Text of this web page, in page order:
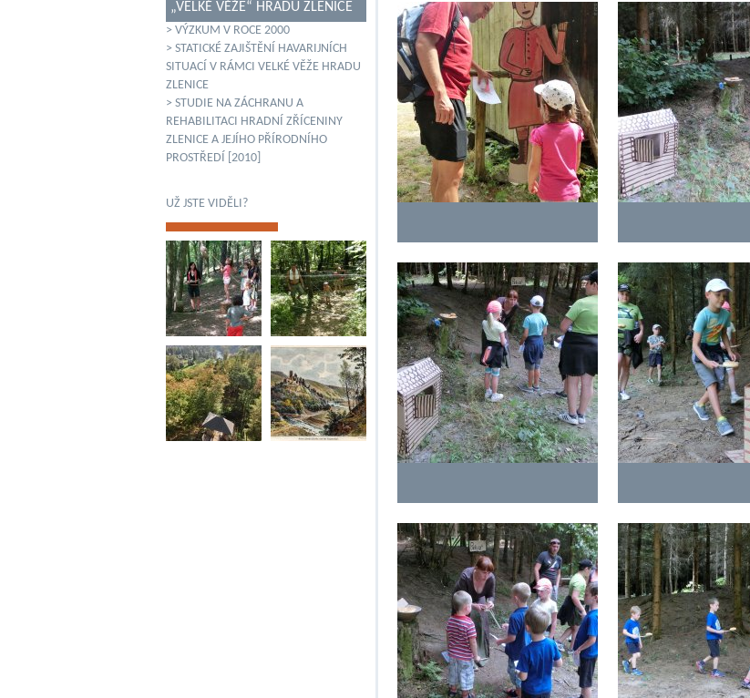
„VELKÉ VĚŽE“ HRADU ZLENICE
> VÝZKUM V ROCE 2000
> STATICKÉ ZAJIŠTĚNÍ HAVARIJNÍCH
SITUACÍ V RÁMCI VELKÉ VĚŽE HRADU
ZLENICE
> STUDIE NA ZÁCHRANU A
REHABILITACI HRADNÍ ZŘÍCENINY
ZLENICE A JEJÍHO PŘÍRODNÍHO
PROSTŘEDÍ [2010]
UŽ JSTE VIDĚLI?